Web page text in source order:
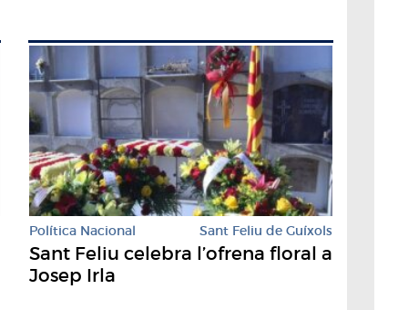
Política Nacional Sant Feliu de Guíxols
Sant Feliu celebra l’ofrena floral a
Josep Irla